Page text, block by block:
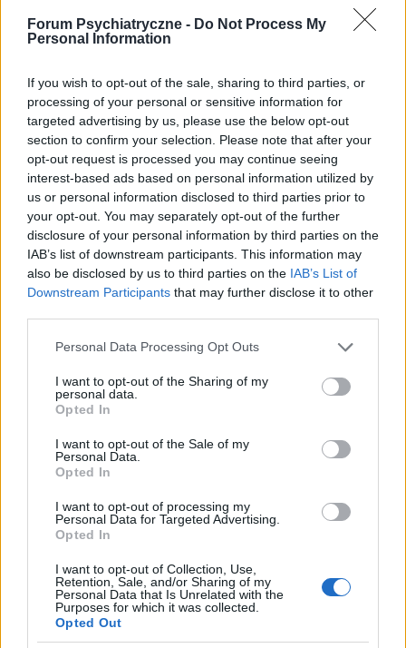
Forum Psychiatryczne - Do Not Process My
Personal Information
If you wish to opt-out of the sale, sharing to third parties, or
processing of your personal or sensitive information for
targeted advertising by us, please use the below opt-out
section to confirm your selection. Please note that after your
opt-out request is processed you may continue seeing
interest-based ads based on personal information utilized by
us or personal information disclosed to third parties prior to
your opt-out. You may separately opt-out of the further
disclosure of your personal information by third parties on the
IAB’s list of downstream participants. This information may
also be disclosed by us to third parties on the IAB’s List of
Downstream Participants that may further disclose it to other
Personal Data Processing Opt Outs
I want to opt-out of the Sharing of my
personal data.
Opted In
I want to opt-out of the Sale of my
Personal Data.
Opted In
I want to opt-out of processing my
Personal Data for Targeted Advertising.
Opted In
I want to opt-out of Collection, Use,
Retention, Sale, and/or Sharing of my
Personal Data that Is Unrelated with the
Purposes for which it was collected.
Opted Out
Początkująca
I jeszcze jedno jeśli chodzi o sytuację finansową męża, on
zawsze sobie poradzi tym bardziej, że ma to wysokie
stanowisko, a więc proszę nie zważać na jego uwagi o tym,
że sobie nie poradzi, bo to nieprawda.
martyniak
Początkująca
Dlatego też napisałam, że jeśli pragnie potwierdzenia faktów
to dobre wyjście, będzie miała wtedy niezbite dowody, chyba,
0
ania_bania
mogę się mylić, ale wydaje mi się, że próbuje w ten sposób
grać na uczuciach... jeśli podejmiesz decyzję o rozwodzie, to